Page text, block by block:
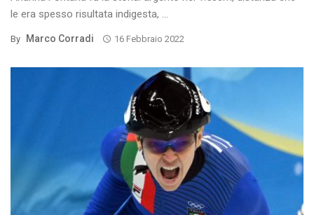
le era spesso risultata indigesta, ...
By Marco Corradi 16 Febbraio 2022